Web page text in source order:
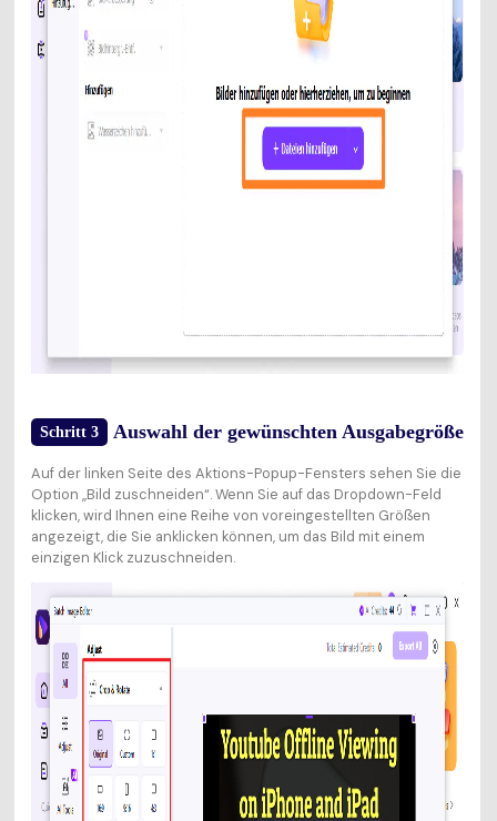
Schritt 3 Auswahl der gewünschten Ausgabegröße
Auf der linken Seite des Aktions-Popup-Fensters sehen Sie die
Option „Bild zuschneiden“. Wenn Sie auf das Dropdown-Feld
klicken, wird Ihnen eine Reihe von voreingestellten Größen
angezeigt, die Sie anklicken können, um das Bild mit einem
einzigen Klick zuzuschneiden.